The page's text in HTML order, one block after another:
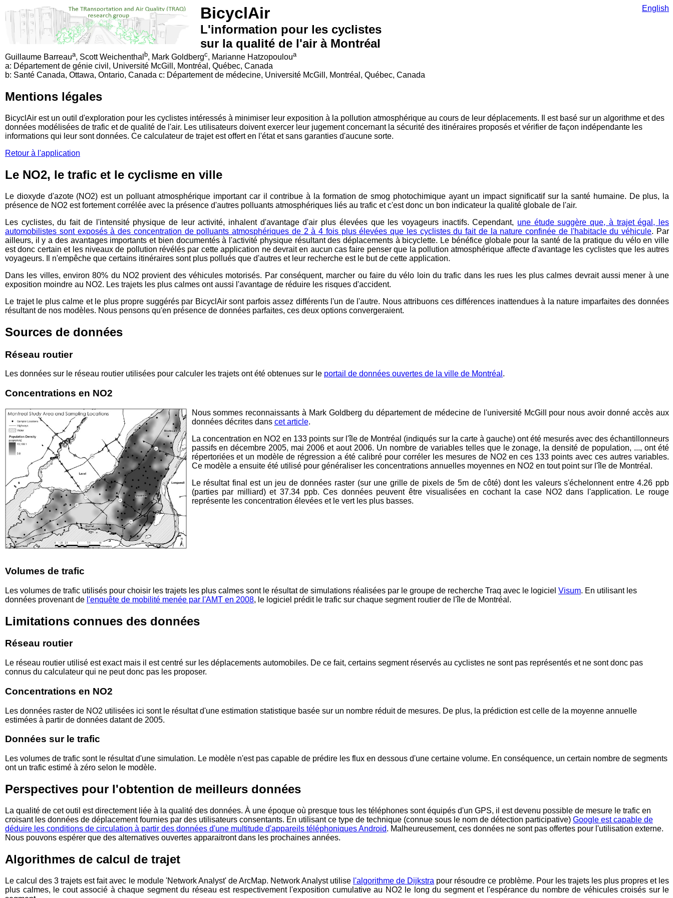
BicyclAir
L'information pour les cyclistes
sur la qualité de l'air à Montréal
English
Guillaume Barreaua, Scott Weichenthal b, Mark Goldbergc, Marianne Hatzopouloua
a: Département de génie civil, Université McGill, Montréal, Québec, Canada
b: Santé Canada, Ottawa, Ontario, Canada c: Département de médecine, Université McGill, Montréal, Québec, Canada
Mentions légales
BicyclAir est un outil d'exploration pour les cyclistes intéressés à minimiser leur exposition à la pollution atmosphérique au cours de leur déplacements. Il est basé sur un algorithme et des
données modélisées de trafic et de qualité de l'air. Les utilisateurs doivent exercer leur jugement concernant la sécurité des itinéraires proposés et vérifier de façon indépendante les
informations qui leur sont données. Ce calculateur de trajet est offert en l'état et sans garanties d'aucune sorte.
Retour à l'application
Le NO2, le trafic et le cyclisme en ville
Le dioxyde d'azote (NO2) est un polluant atmosphérique important car il contribue à la formation de smog photochimique ayant un impact significatif sur la santé humaine. De plus, la
présence de NO2 est fortement corrélée avec la présence d'autres polluants atmosphériques liés au trafic et c'est donc un bon indicateur la qualité globale de l'air.
Les cyclistes, du fait de l'intensité physique de leur activité, inhalent d'avantage d'air plus élevées que les voyageurs inactifs. Cependant, une étude suggère que, à trajet égal, les
automobilistes sont exposés à des concentration de polluants atmosphériques de 2 à 4 fois plus élevées que les cyclistes du fait de la nature confinée de l'habitacle du véhicule. Par
ailleurs, il y a des avantages importants et bien documentés à l'activité physique résultant des déplacements à bicyclette. Le bénéfice globale pour la santé de la pratique du vélo en ville
est donc certain et les niveaux de pollution révélés par cette application ne devrait en aucun cas faire penser que la pollution atmosphérique affecte d'avantage les cyclistes que les autres
voyageurs. Il n'empêche que certains itinéraires sont plus pollués que d'autres et leur recherche est le but de cette application.
Dans les villes, environ 80% du NO2 provient des véhicules motorisés. Par conséquent, marcher ou faire du vélo loin du trafic dans les rues les plus calmes devrait aussi mener à une
exposition moindre au NO2. Les trajets les plus calmes ont aussi l'avantage de réduire les risques d'accident.
Le trajet le plus calme et le plus propre suggérés par BicyclAir sont parfois assez différents l'un de l'autre. Nous attribuons ces différences inattendues à la nature imparfaites des données
résultant de nos modèles. Nous pensons qu'en présence de données parfaites, ces deux options convergeraient.
Sources de données
Réseau routier
Les données sur le réseau routier utilisées pour calculer les trajets ont été obtenues sur le portail de données ouvertes de la ville de Montréal .
Concentrations en NO2
Nous sommes reconnaissants à Mark Goldberg du département de médecine de l'université McGill pour nous avoir donné accès aux
données décrites dans cet article.
La concentration en NO2 en 133 points sur l'île de Montréal (indiqués sur la carte à gauche) ont été mesurés avec des échantillonneurs
passifs en décembre 2005, mai 2006 et aout 2006. Un nombre de variables telles que le zonage, la densité de population, ..., ont été
répertoriées et un modèle de régression a été calibré pour corréler les mesures de NO2 en ces 133 points avec ces autres variables.
Ce modèle a ensuite été utilisé pour généraliser les concentrations annuelles moyennes en NO2 en tout point sur l'île de Montréal.
Le résultat final est un jeu de données raster (sur une grille de pixels de 5m de côté) dont les valeurs s'échelonnent entre 4.26 ppb
(parties par milliard) et 37.34 ppb. Ces données peuvent être visualisées en cochant la case NO2 dans l'application. Le rouge
représente les concentration élevées et le vert les plus basses.
Volumes de trafic
Les volumes de trafic utilisés pour choisir les trajets les plus calmes sont le résultat de simulations réalisées par le groupe de recherche Traq avec le logiciel Visum. En utilisant les
données provenant de l'enquête de mobilité menée par l'AMT en 2008, le logiciel prédit le trafic sur chaque segment routier de l'île de Montréal.
Limitations connues des données
Réseau routier
Le réseau routier utilisé est exact mais il est centré sur les déplacements automobiles. De ce fait, certains segment réservés au cyclistes ne sont pas représentés et ne sont donc pas
connus du calculateur qui ne peut donc pas les proposer.
Concentrations en NO2
Les données raster de NO2 utilisées ici sont le résultat d'une estimation statistique basée sur un nombre réduit de mesures. De plus, la prédiction est celle de la moyenne annuelle
estimées à partir de données datant de 2005.
Données sur le trafic
Les volumes de trafic sont le résultat d'une simulation. Le modèle n'est pas capable de prédire les flux en dessous d'une certaine volume. En conséquence, un certain nombre de segments
ont un trafic estimé à zéro selon le modèle.
Perspectives pour l'obtention de meilleurs données
La qualité de cet outil est directement liée à la qualité des données. À une époque où presque tous les téléphones sont équipés d'un GPS, il est devenu possible de mesure le trafic en
croisant les données de déplacement fournies par des utilisateurs consentants. En utilisant ce type de technique (connue sous le nom de détection participative) Google est capable de
déduire les conditions de circulation à partir des données d'une multitude d'appareils téléphoniques Android. Malheureusement, ces données ne sont pas offertes pour l'utilisation externe.
Nous pouvons espérer que des alternatives ouvertes apparaitront dans les prochaines années.
Algorithmes de calcul de trajet
Le calcul des 3 trajets est fait avec le module 'Network Analyst' de ArcMap. Network Analyst utilise l'algorithme de Dijkstra pour résoudre ce problème. Pour les trajets les plus propres et les
plus calmes, le cout associé à chaque segment du réseau est respectivement l'exposition cumulative au NO2 le long du segment et l'espérance du nombre de véhicules croisés sur le